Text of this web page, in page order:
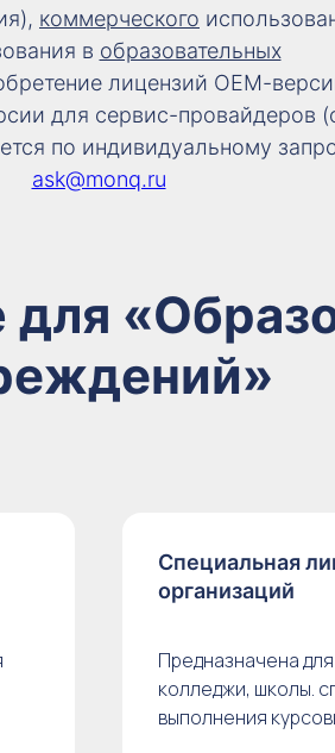
коммерческого
в образовательных
лицензий ОЕМ-
для сервис-провайдеров
по индивидуальному
ask@monq.ru
для
Специальная
организаций
Предназначена
колледжи, школы.
выполнения